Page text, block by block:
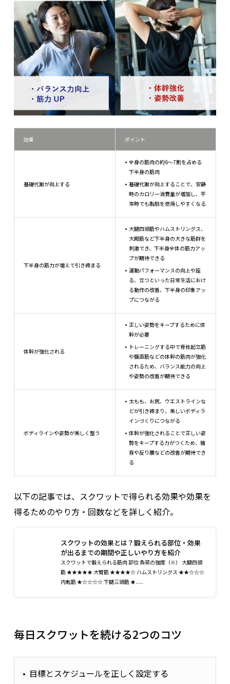
効果 ポイント
基礎代謝が向上する
全身の筋肉の約6～7割を占める
下半身の筋肉
基礎代謝が向上することで、安静
時のカロリー消費量が増加し、平
常時でも脂肪を燃焼しやすくなる
下半身の筋力が増えて引き締まる
大腿四頭筋やハムストリングス、
大殿筋など下半身の大きな筋群を
刺激でき、下半身全体の筋力アッ
プが期待できる
運動パフォーマンスの向上や座
る、立つといった日常生活におけ
る動作の改善、下半身の印象アッ
プにつながる
体幹が強化される
正しい姿勢をキープするために体
幹が必要
トレーニングする中で脊柱起立筋
や腹直筋などの体幹の筋肉が強化
されるため、バランス能力の向上
や姿勢の改善が期待できる
ボディラインや姿勢が美しく整う
太もも、お尻、ウエストラインな
どが引き締まり、美しいボディラ
インづくりにつながる
体幹が強化されることで正しい姿
勢をキープする力がつくため、猫
背や反り腰などの改善が期待でき
る
以下の記事では、スクワットで得られる効果や効果を
得るためのやり方・回数などを詳しく紹介。
スクワットの効果とは？鍛えられる部位・効果
が出るまでの期間や正しいやり方を紹介
スクワットで鍛えられる筋肉 部位 負荷の強度（※） 大腿四頭
筋 ★★★★★ 大臀筋 ★★★★☆ ハムストリングス ★★☆☆☆
内転筋 ★☆☆☆☆ 下腿三頭筋 ★.....
毎日スクワットを続ける2つのコツ
目標とスケジュールを正しく設定する